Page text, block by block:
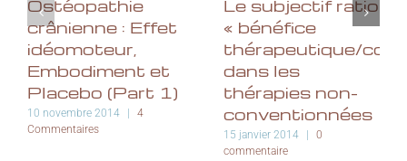
Ostéopathie
crânienne : Effet
idéomoteur,
Embodiment et
Placebo (Part 1)
10 novembre 2014
4
Commentaires
Le subjectif ratio
« bénéfice
thérapeutique/coût
dans les
thérapies non-
conventionnées
15 janvier 2014
0
commentaire